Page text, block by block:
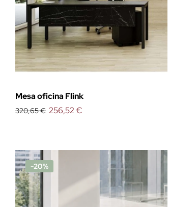
Mesa oficina Flink
320,65 € 256,52 €
-20%